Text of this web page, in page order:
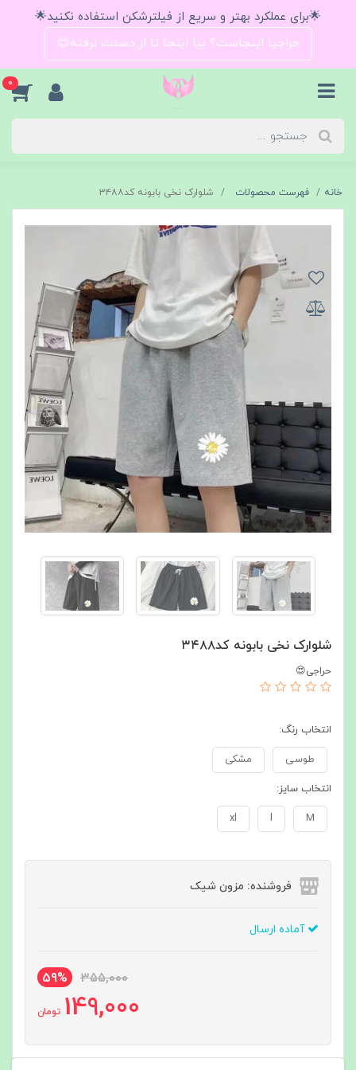
🌟برای عملکرد بهتر و سریع از فیلترشکن استفاده نکنید🌟
حراجیا اینجاست؟ بیا اینجا تا از دستت نرفته😍
0
خانه فهرست محصولات شلوارک نخی بابونه کد۳۴۸۸
شلوارک نخی بابونه کد۳۴۸۸
حراجی😍
انتخاب رنگ:
طوسی مشکی
انتخاب سایز:
M
l
xl
فروشنده: مزون شیک
آماده ارسال
355,000
59%
149,000 تومان